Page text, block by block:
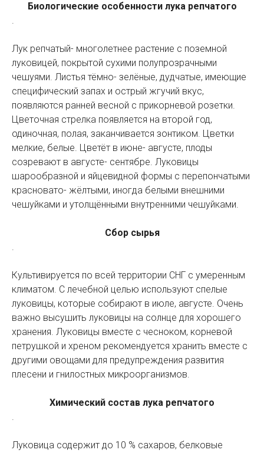
Биологические особенности лука репчатого
.
Лук репчатый- многолетнее растение с поземной
луковицей, покрытой сухими полупрозрачными
чешуями. Листья тёмно- зелёные, дудчатые, имеющие
специфический запах и острый жгучий вкус,
появляются ранней весной с прикорневой розетки.
Цветочная стрелка появляется на второй год,
одиночная, полая, заканчивается зонтиком. Цветки
мелкие, белые. Цветёт в июне- августе, плоды
созревают в августе- сентябре. Луковицы
шарообразной и яйцевидной формы с перепончатыми
красновато- жёлтыми, иногда белыми внешними
чешуйками и утолщёнными внутренними чешуйками.
Сбор сырья
.
Культивируется по всей территории СНГ с умеренным
климатом. С лечебной целью используют спелые
луковицы, которые собирают в июле, августе. Очень
важно высушить луковицы на солнце для хорошего
хранения. Луковицы вместе с чесноком, корневой
петрушкой и хреном рекомендуется хранить вместе с
другими овощами для предупреждения развития
плесени и гнилостных микроорганизмов.
Химический состав лука репчатого
.
Луковица содержит до 10 % сахаров, белковые